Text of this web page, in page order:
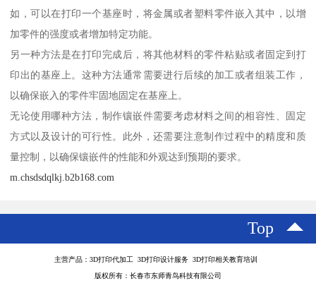
如，可以在打印一个基座时，将金属或者塑料零件嵌入其中，以增
加零件的强度或者增加特定功能。
另一种方法是在打印完成后，将其他材料的零件粘贴或者固定到打
印出的基座上。这种方法通常需要进行后续的加工或者组装工作，
以确保嵌入的零件牢固地固定在基座上。
无论使用哪种方法，制作镶嵌件需要考虑材料之间的相容性、固定
方式以及设计的可行性。此外，还需要注意制作过程中的精度和质
量控制，以确保镶嵌件的性能和外观达到预期的要求。
m.chsdsdqlkj.b2b168.com
Top
主营产品：3D打印代加工 3D打印设计服务 3D打印相关教育培训
版权所有：长春市东师青鸟科技有限公司